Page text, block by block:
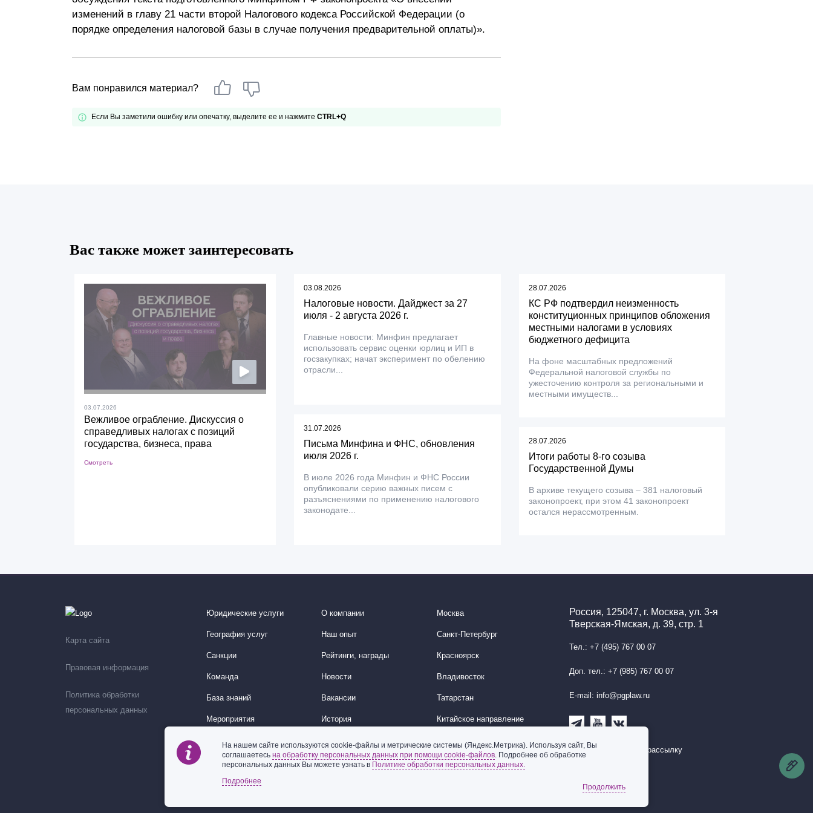
Почему «Пепеляев Групп»?
Партнера
Социальная
Презентации экспертов
изменений в главу 21 части второй Налогового кодекса Российской Федерации (о
порядке определения налоговой базы в случае получения предварительной оплаты)».
Вам понравился материал?
Если Вы заметили ошибку или опечатку, выделите ее и нажмите CTRL+Q
Вас также может заинтересовать
03.07.2026
Вежливое ограбление. Дискуссия о
справедливых налогах с позиций
государства, бизнеса, права
Смотреть
03.08.2026
Налоговые новости. Дайджест за 27
июля - 2 августа 2026 г.
Главные новости: Минфин предлагает
использовать сервис оценки юрлиц и ИП в
госзакупках; начат эксперимент по обелению
отрасли...
31.07.2026
Письма Минфина и ФНС, обновления
июля 2026 г.
В июле 2026 года Минфин и ФНС России
опубликовали серию важных писем с
разъяснениями по применению налогового
законодате...
28.07.2026
КС РФ подтвердил неизменность
конституционных принципов обложения
местными налогами в условиях
бюджетного дефицита
На фоне масштабных предложений
Федеральной налоговой службы по
ужесточению контроля за региональными и
местными имуществ...
28.07.2026
Итоги работы 8-го созыва
Государственной Думы
В архиве текущего созыва – 381 налоговый
законопроект, при этом 41 законопроект
остался нерассмотренным.
Карта сайта
Правовая информация
Политика обработки
персональных данных
Юридические услуги
География услуг
Санкции
Команда
База знаний
Мероприятия
О компании
Наш опыт
Рейтинги, награды
Новости
Вакансии
История
Москва
Санкт-Петербург
Красноярск
Владивосток
Татарстан
Китайское направление
Корейское направление
Ближний Восток
Россия, 125047, г. Москва, ул. 3-я
Тверская-Ямская, д. 39, стр. 1
Тел.: +7 (495) 767 00 07
Доп. тел.: +7 (985) 767 00 07
E-mail: info@pgplaw.ru
Подписаться на рассылку
На нашем сайте используются cookie-файлы и метрические системы (Яндекс.Метрика). Используя сайт, Вы
соглашаетесь на обработку персональных данных при помощи cookie-файлов. Подробнее об обработке
персональных данных Вы можете узнать в Политике обработки персональных данных.
Подробнее